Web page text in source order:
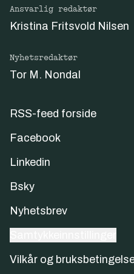
Ansvarlig redaktør
Kristina Fritsvold Nilsen
Nyhetsredaktør
Tor M. Nondal
RSS-feed forside
Facebook
Linkedin
Bsky
Nyhetsbrev
Vilkår og